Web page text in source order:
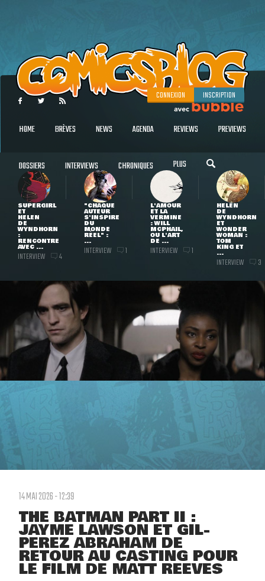
CONNEXION INSCRIPTION
HOME BRÈVES NEWS AGENDA REVIEWS PREVIEWS
DOSSIERS INTERVIEWS CHRONIQUES PLUS
SUPERGIRL
ET
HELEN
DE
WYNDHORN
:
RENCONTRE
AVEC ...
INTERVIEW 4
"CHAQUE
AUTEUR
S'INSPIRE
DU
MONDE
RÉEL" :
...
INTERVIEW 1
L'AMOUR
ET LA
VERMINE
: WILL
MCPHAIL,
OU L'ART
DE ...
INTERVIEW 1
HELEN
DE
WYNDHORN
ET
WONDER
WOMAN :
TOM
KING ET
...
INTERVIEW 3
14 MAI 2026 - 12:39
THE BATMAN PART II :
JAYME LAWSON ET GIL-
PEREZ ABRAHAM DE
RETOUR AU CASTING POUR
LE FILM DE MATT REEVES